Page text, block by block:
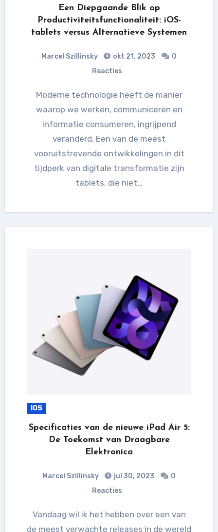
Een Diepgaande Blik op
Productiviteitsfunctionaliteit: iOS-
tablets versus Alternatieve Systemen
Marcel Szillinsky okt 21, 2023
0
Reacties
Moderne technologie heeft de manier
waarop we werken, communiceren en
informatie consumeren, ingrijpend
veranderd. Een van de meest
vooruitstrevende ontwikkelingen in dit
tijdperk van digitale transformatie zijn
tablets, die niet…
IOS
Specificaties van de nieuwe iPad Air 5:
De Toekomst van Draagbare
Elektronica
Marcel Szillinsky jul 30, 2023
0
Reacties
Vandaag wil ik het hebben over een van
de meest verwachte releases in de wereld